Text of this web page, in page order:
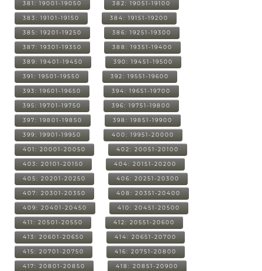
381: 19001-19050 382: 19051-19100
383: 19101-19150 384: 19151-19200
385: 19201-19250 386: 19251-19300
387: 19301-19350 388: 19351-19400
389: 19401-19450 390: 19451-19500
391: 19501-19550 392: 19551-19600
393: 19601-19650 394: 19651-19700
395: 19701-19750 396: 19751-19800
397: 19801-19850 398: 19851-19900
399: 19901-19950 400: 19951-20000
401: 20001-20050 402: 20051-20100
403: 20101-20150 404: 20151-20200
405: 20201-20250 406: 20251-20300
407: 20301-20350 408: 20351-20400
409: 20401-20450 410: 20451-20500
411: 20501-20550 412: 20551-20600
413: 20601-20650 414: 20651-20700
415: 20701-20750 416: 20751-20800
417: 20801-20850 418: 20851-20900